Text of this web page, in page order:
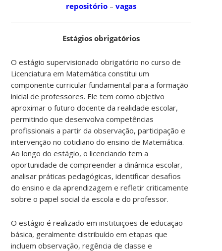
repositório– vagas
Estágios obrigatórios
O estágio supervisionado obrigatório no curso de
Licenciatura em Matemática constitui um
componente curricular fundamental para a formação
inicial de professores. Ele tem como objetivo
aproximar o futuro docente da realidade escolar,
permitindo que desenvolva competências
profissionais a partir da observação, participação e
intervenção no cotidiano do ensino de Matemática.
Ao longo do estágio, o licenciando tem a
oportunidade de compreender a dinâmica escolar,
analisar práticas pedagógicas, identificar desafios
do ensino e da aprendizagem e refletir criticamente
sobre o papel social da escola e do professor.
O estágio é realizado em instituições de educação
básica, geralmente distribuído em etapas que
incluem observação, regência de classe e